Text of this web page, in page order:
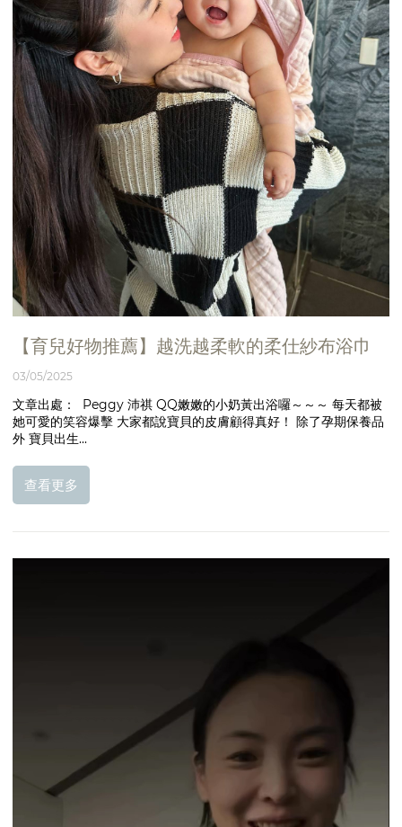
【育兒好物推薦】越洗越柔軟的柔仕紗布浴巾
03/05/2025
文章出處： Peggy 沛祺 QQ嫩嫩的小奶黃出浴囉～～～ 每天都被
她可愛的笑容爆擊 大家都說寶貝的皮膚顧得真好！ 除了孕期保養品
外 寶貝出生...
查看更多